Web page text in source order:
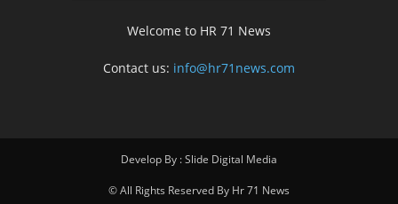
Welcome to HR 71 News
Contact us: info@hr71news.com
Develop By : Slide Digital Media
© All Rights Reserved By Hr 71 News